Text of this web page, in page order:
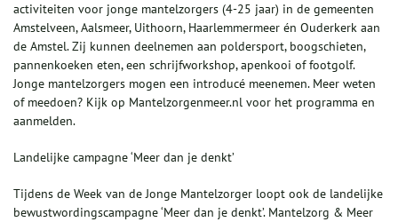
activiteiten voor jonge mantelzorgers (4-25 jaar) in de gemeenten
Amstelveen, Aalsmeer, Uithoorn, Haarlemmermeer én Ouderkerk aan
de Amstel. Zij kunnen deelnemen aan poldersport, boogschieten,
pannenkoeken eten, een schrijfworkshop, apenkooi of footgolf.
Jonge mantelzorgers mogen een introducé meenemen. Meer weten
of meedoen? Kijk op Mantelzorgenmeer.nl voor het programma en
aanmelden.
Landelijke campagne ‘Meer dan je denkt’
Tijdens de Week van de Jonge Mantelzorger loopt ook de landelijke
bewustwordingscampagne ‘Meer dan je denkt’. Mantelzorg & Meer